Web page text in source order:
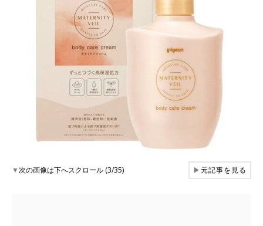
▼次の画像は下へスクロール (3/35) ▶元記事を見る